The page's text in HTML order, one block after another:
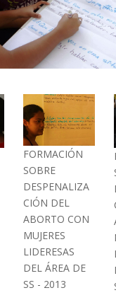
FORMACIÓN
SOBRE
DESPENALIZA
CIÓN DEL
ABORTO CON
MUJERES
LIDERESAS
DEL ÁREA DE
SS - 2013